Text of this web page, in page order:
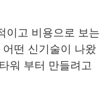
이고 비용으로 보는
떤 신기술이 나왔
워 부터 만들려고